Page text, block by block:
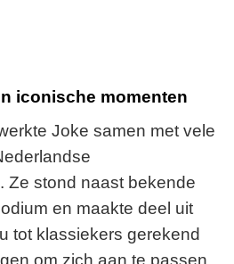
iconische momenten
Joke samen met vele
Ze stond naast bekende
en maakte deel uit
tot klassiekers gerekend
om zich aan te passen